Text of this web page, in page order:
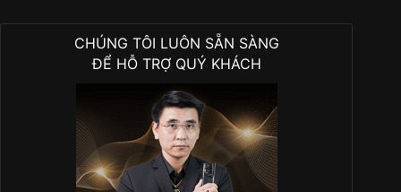
CHÚNG TÔI LUÔN SẴN SÀNG
ĐỂ HỖ TRỢ QUÝ KHÁCH